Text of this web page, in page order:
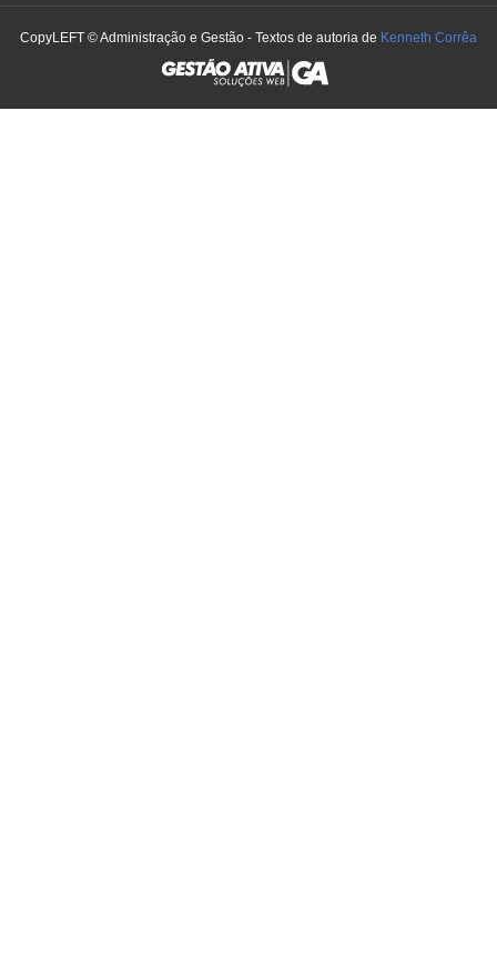
CopyLEFT © Administração e Gestão - Textos de autoria de Kenneth Corrêa